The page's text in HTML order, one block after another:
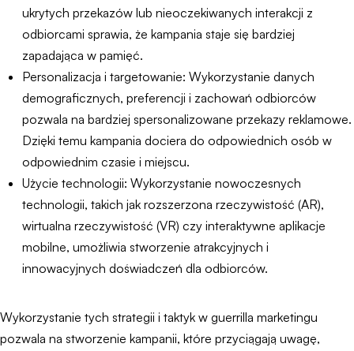
ukrytych przekazów lub nieoczekiwanych interakcji z
odbiorcami sprawia, że kampania staje się bardziej
zapadająca w pamięć.
Personalizacja i targetowanie: Wykorzystanie danych
demograficznych, preferencji i zachowań odbiorców
pozwala na bardziej spersonalizowane przekazy reklamowe.
Dzięki temu kampania dociera do odpowiednich osób w
odpowiednim czasie i miejscu.
Użycie technologii: Wykorzystanie nowoczesnych
technologii, takich jak rozszerzona rzeczywistość (AR),
wirtualna rzeczywistość (VR) czy interaktywne aplikacje
mobilne, umożliwia stworzenie atrakcyjnych i
innowacyjnych doświadczeń dla odbiorców.
Wykorzystanie tych strategii i taktyk w guerrilla marketingu
pozwala na stworzenie kampanii, które przyciągają uwagę,